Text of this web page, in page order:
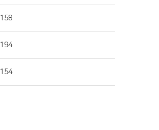
158
194
154